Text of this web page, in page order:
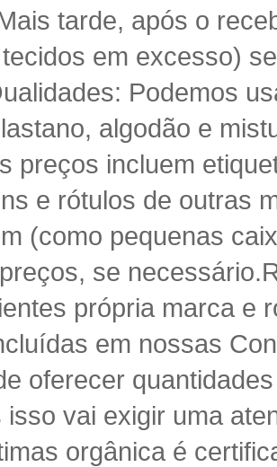
tarde, após o
em excesso)
Podemos
algodão e
preços incluem
e rótulos de outras
(como pequenas
se necessário.
própria marca e
em nossas
oferecer
isso vai exigir uma
orgânica é